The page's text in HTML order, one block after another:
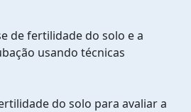
de fertilidade do solo e a
usando técnicas
do solo para avaliar a